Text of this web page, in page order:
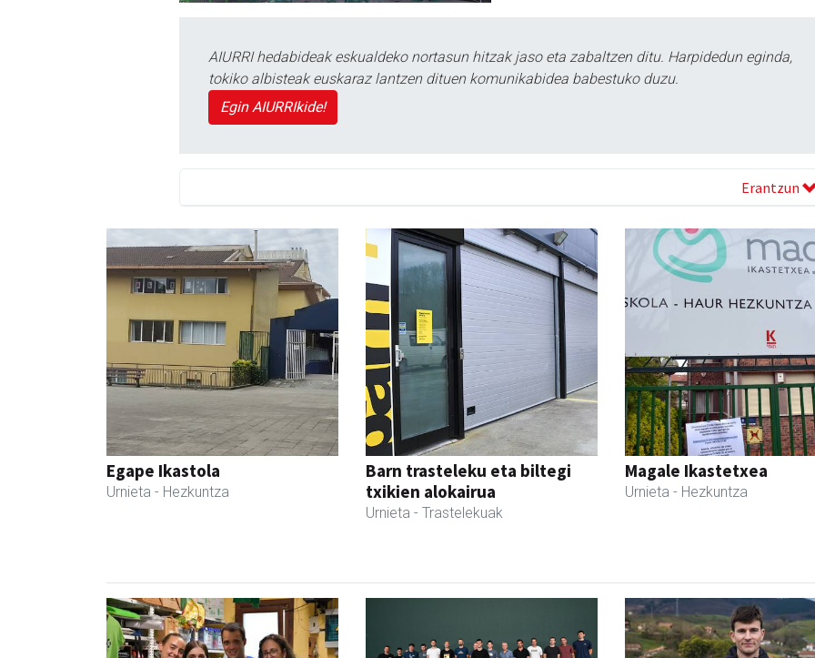
AIURRI hedabideak eskualdeko nortasun hitzak jaso eta zabaltzen ditu. Harpidedun eginda,
tokiko albisteak euskaraz lantzen dituen komunikabidea babestuko duzu.
Egin AIURRIkide!
Erantzun
Egape Ikastola
Urnieta - Hezkuntza
Barn trasteleku eta biltegi
txikien alokairua
Urnieta - Trastelekuak
Magale Ikastetxea
Urnieta - Hezkuntza